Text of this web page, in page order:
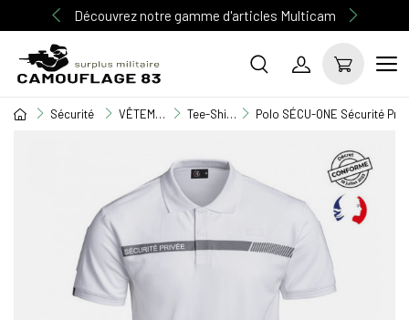
Découvrez notre gamme d'articles Multicam
Sécurité VÊTEMENT SECURITE Tee-Shirt / Débardeur / Chemisette Polo SÉCU-ONE Sécurité